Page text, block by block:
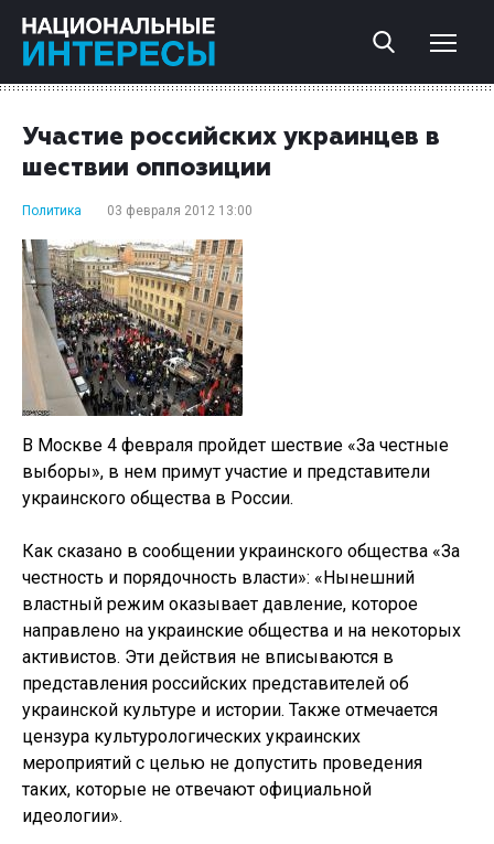
Участие российских украинцев в
шествии оппозиции
Политика 03 февраля 2012 13:00
В Москве 4 февраля пройдет шествие «За честные
выборы», в нем примут участие и представители
украинского общества в России.
Как сказано в сообщении украинского общества «За
честность и порядочность власти»: «Нынешний
властный режим оказывает давление, которое
направлено на украинские общества и на некоторых
активистов. Эти действия не вписываются в
представления российских представителей об
украинской культуре и истории. Также отмечается
цензура культурологических украинских
мероприятий с целью не допустить проведения
таких, которые не отвечают официальной
идеологии».